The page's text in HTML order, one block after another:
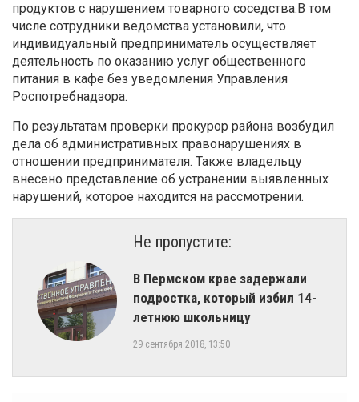
продуктов с нарушением товарного соседства.В том
числе сотрудники ведомства установили, что
индивидуальный предприниматель осуществляет
деятельность по оказанию услуг общественного
питания в кафе без уведомления Управления
Роспотребнадзора.
По результатам проверки прокурор района возбудил
дела об административных правонарушениях в
отношении предпринимателя. Также владельцу
внесено представление об устранении выявленных
нарушений, которое находится на рассмотрении.
Не пропустите:
​В Пермском крае задержали
подростка, который избил 14-
летнюю школьницу
29 сентября 2018, 13:50